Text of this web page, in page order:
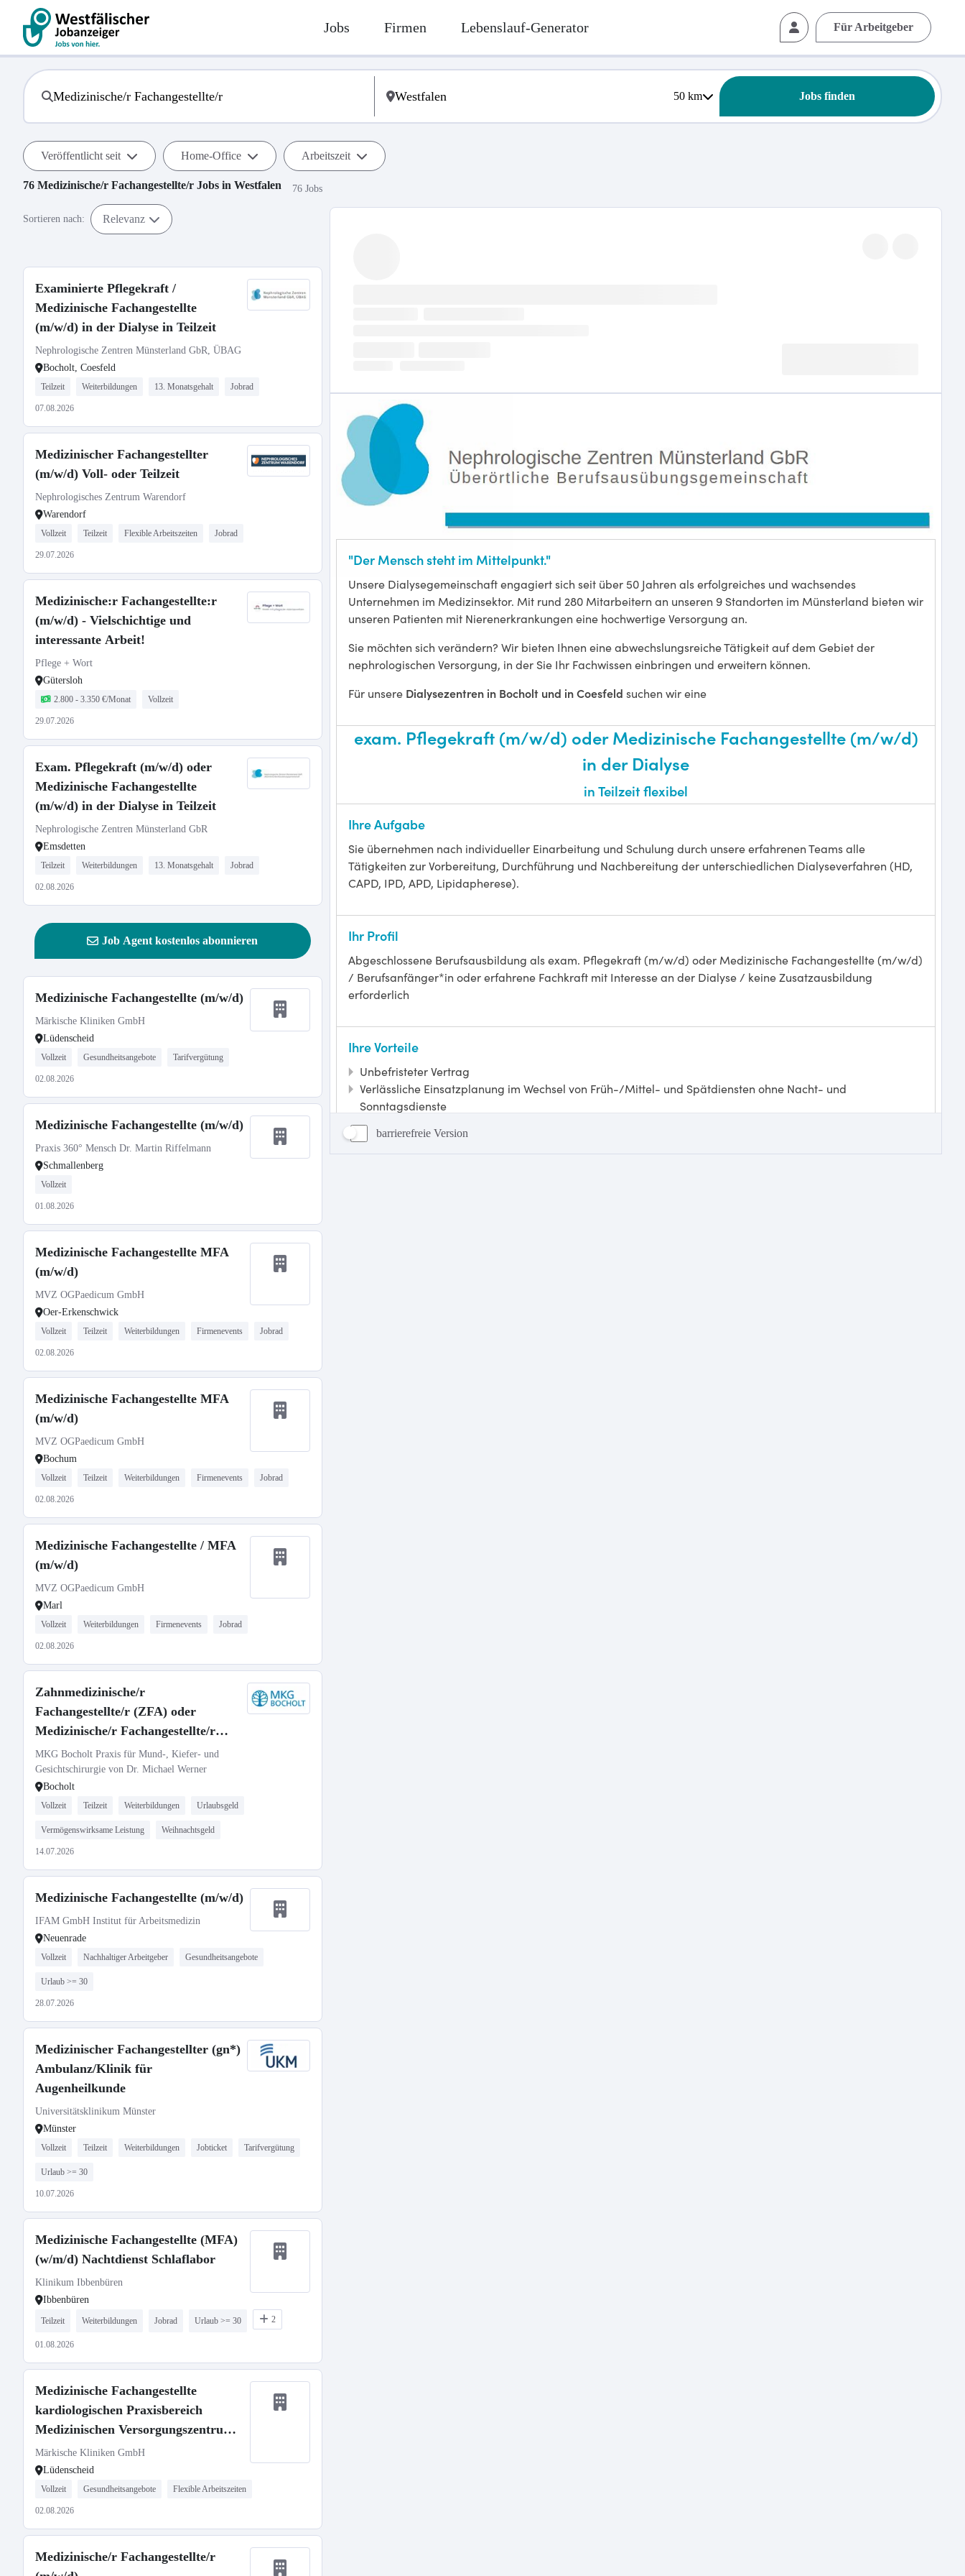
Jobs Firmen Lebenslauf-Generator Für Arbeitgeber
50km Jobs finden
Veröffentlicht seit Home-Office Arbeitszeit
76 Medizinische/r Fachangestellte/r Jobs in Westfalen 76 Jobs
Sortieren nach: Relevanz
Examinierte Pflegekraft /
Medizinische Fachangestellte
(m/w/d) in der Dialyse in Teilzeit
Nephrologische Zentren Münsterland GbR, ÜBAG
Bocholt, Coesfeld
Teilzeit Weiterbildungen 13. Monatsgehalt Jobrad
07.08.2026
Medizinischer Fachangestellter
(m/w/d) Voll- oder Teilzeit
Nephrologisches Zentrum Warendorf
Warendorf
Vollzeit Teilzeit Flexible Arbeitszeiten Jobrad
29.07.2026
Medizinische:r Fachangestellte:r
(m/w/d) - Vielschichtige und
interessante Arbeit!
Pflege + Wort
Gütersloh
2.800 - 3.350 €/Monat Vollzeit
29.07.2026
Exam. Pflegekraft (m/w/d) oder
Medizinische Fachangestellte
(m/w/d) in der Dialyse in Teilzeit
Nephrologische Zentren Münsterland GbR
Emsdetten
Teilzeit Weiterbildungen 13. Monatsgehalt Jobrad
02.08.2026
Job Agent kostenlos abonnieren
Medizinische Fachangestellte (m/w/d)
Märkische Kliniken GmbH
Lüdenscheid
Vollzeit Gesundheitsangebote Tarifvergütung
02.08.2026
Medizinische Fachangestellte (m/w/d)
Praxis 360° Mensch Dr. Martin Riffelmann
Schmallenberg
Vollzeit
01.08.2026
Medizinische Fachangestellte MFA
(m/w/d)
MVZ OGPaedicum GmbH
Oer-Erkenschwick
Vollzeit Teilzeit Weiterbildungen Firmenevents Jobrad
02.08.2026
Medizinische Fachangestellte MFA
(m/w/d)
MVZ OGPaedicum GmbH
Bochum
Vollzeit Teilzeit Weiterbildungen Firmenevents Jobrad
02.08.2026
Medizinische Fachangestellte / MFA
(m/w/d)
MVZ OGPaedicum GmbH
Marl
Vollzeit Weiterbildungen Firmenevents Jobrad
02.08.2026
Zahnmedizinische/r
Fachangestellte/r (ZFA) oder
Medizinische/r Fachangestellte/r
(MFA) m/w/d
MKG Bocholt Praxis für Mund-, Kiefer- und
Gesichtschirurgie von Dr. Michael Werner
Bocholt
Vollzeit Teilzeit Weiterbildungen Urlaubsgeld
Vermögenswirksame Leistung Weihnachtsgeld
14.07.2026
Medizinische Fachangestellte (m/w/d)
IFAM GmbH Institut für Arbeitsmedizin
Neuenrade
Vollzeit Nachhaltiger Arbeitgeber Gesundheitsangebote
Urlaub >= 30
28.07.2026
Medizinischer Fachangestellter (gn*)
Ambulanz/Klinik für
Augenheilkunde
Universitätsklinikum Münster
Münster
Vollzeit Teilzeit Weiterbildungen Jobticket Tarifvergütung
Urlaub >= 30
10.07.2026
Medizinische Fachangestellte (MFA)
(w/m/d) Nachtdienst Schlaflabor
Klinikum Ibbenbüren
Ibbenbüren
Teilzeit Weiterbildungen Jobrad Urlaub >= 30 2
01.08.2026
Medizinische Fachangestellte
kardiologischen Praxisbereich
Medizinischen Versorgungszentrums
(m/w/d)
Märkische Kliniken GmbH
Lüdenscheid
Vollzeit Gesundheitsangebote Flexible Arbeitszeiten
02.08.2026
Medizinische/r Fachangestellte/r
barrierefreie Version